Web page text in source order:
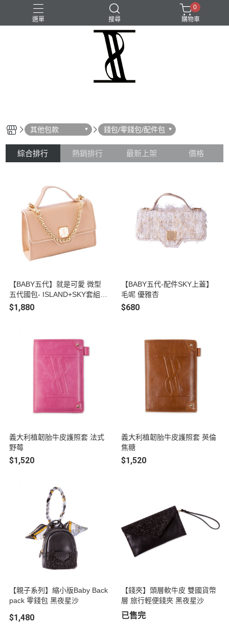
選單 搜尋
0
購物車
其他包款 錢包/零錢包/配件包
綜合排行 熱銷排行 最新上架 價格
【BABY五代】就是可愛 微型
五代國包- ISLAND+SKY套組
奶茶杏
$1,880
【BABY五代-配件SKY上蓋】
毛呢 優雅杏
$680
義大利植韌胎牛皮護照套 法式
野莓
$1,520
義大利植韌胎牛皮護照套 英倫
焦糖
$1,520
【親子系列】縮小版Baby Back
pack 零錢包 黑夜星沙
$1,480
【錢夾】頭層軟牛皮 雙國貨幣
層 旅行輕便錢夾 黑夜星沙
已售完